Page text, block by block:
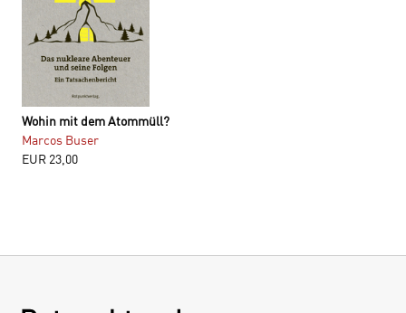
Wohin mit dem Atommüll?
Marcos Buser
EUR 23,00